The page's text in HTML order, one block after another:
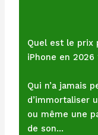
Quel est le prix
iPhone en 2026
Qui n’a jamais
d’immortaliser
ou même une
de son…